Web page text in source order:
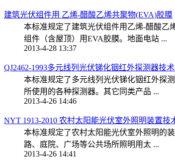
建筑光伏组件用 乙烯-醋酸乙烯共聚物(EVA)胶膜
本标准规定了建筑光伏组件用乙烯-醋酸乙
组件（含屋顶）用EVA胶膜。地面电站 ...
2013-4-28 13:37
QJ2462-1993多元线列光伏锑化铟红外探测器技
本标准规定了多元线列光伏锑化铟红外探
所使用的各种探测器。其它同类产品 ...
2013-4-26 14:46
NYT 1913-2010 农村太阳能光伏室外照明装置技
本标准规定了农村太阳能光伏室外照明的
路、庭院、广场等公共场所照明用太 ...
2013-4-26 14:41